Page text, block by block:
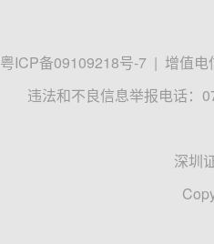
粤ICP备09109218号-7 | 增值电
违法和不良信息举报电话：
深圳